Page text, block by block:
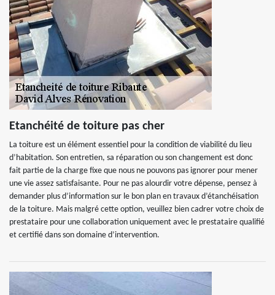
Etanchéité de toiture pas cher
La toiture est un élément essentiel pour la condition de viabilité du lieu
d’habitation. Son entretien, sa réparation ou son changement est donc
fait partie de la charge fixe que nous ne pouvons pas ignorer pour mener
une vie assez satisfaisante. Pour ne pas alourdir votre dépense, pensez à
demander plus d’information sur le bon plan en travaux d’étanchéisation
de la toiture. Mais malgré cette option, veuillez bien cadrer votre choix de
prestataire pour une collaboration uniquement avec le prestataire qualifié
et certifié dans son domaine d’intervention.